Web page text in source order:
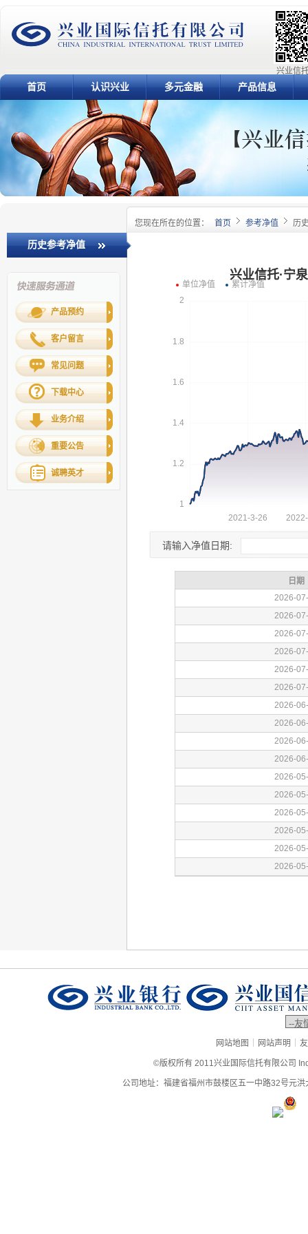
兴业信
首页 认识兴业 多元金融 产品信息
您现在所在的位置： 首页 参考净值 历
历史参考净值
产品预约
客户留言
常见问题
下载中心
业务介绍
重要公告
诚聘英才
请输入净值日期:
网站地图 | 网站声明 |
©版权所有 2011兴业国际信托有限公司
公司地址：福建省福州市鼓楼区五一中路32号元